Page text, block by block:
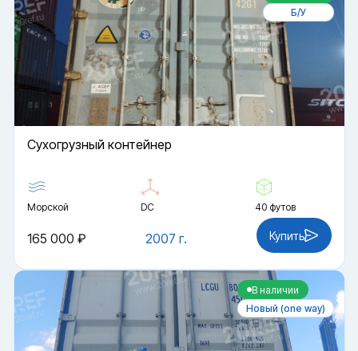
Б/У
Cухогрузный контейнер
Морской DC 40 футов
2007 г.
165 000 ₽ Купить
В наличии
Новый (one way)